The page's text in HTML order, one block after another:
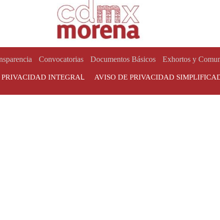
Convocatorias Documentos Básicos Exhortos y
PRIVACIDAD INTEGRAL AVISO DE PRIVACIDAD